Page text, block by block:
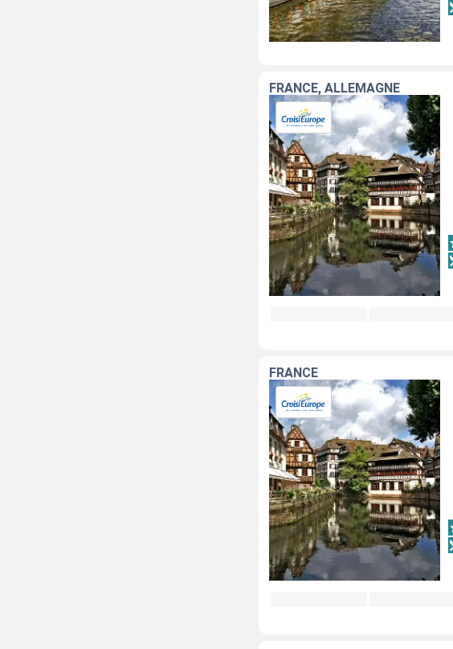
FRANCE, ALLEMAGNE
FRANCE